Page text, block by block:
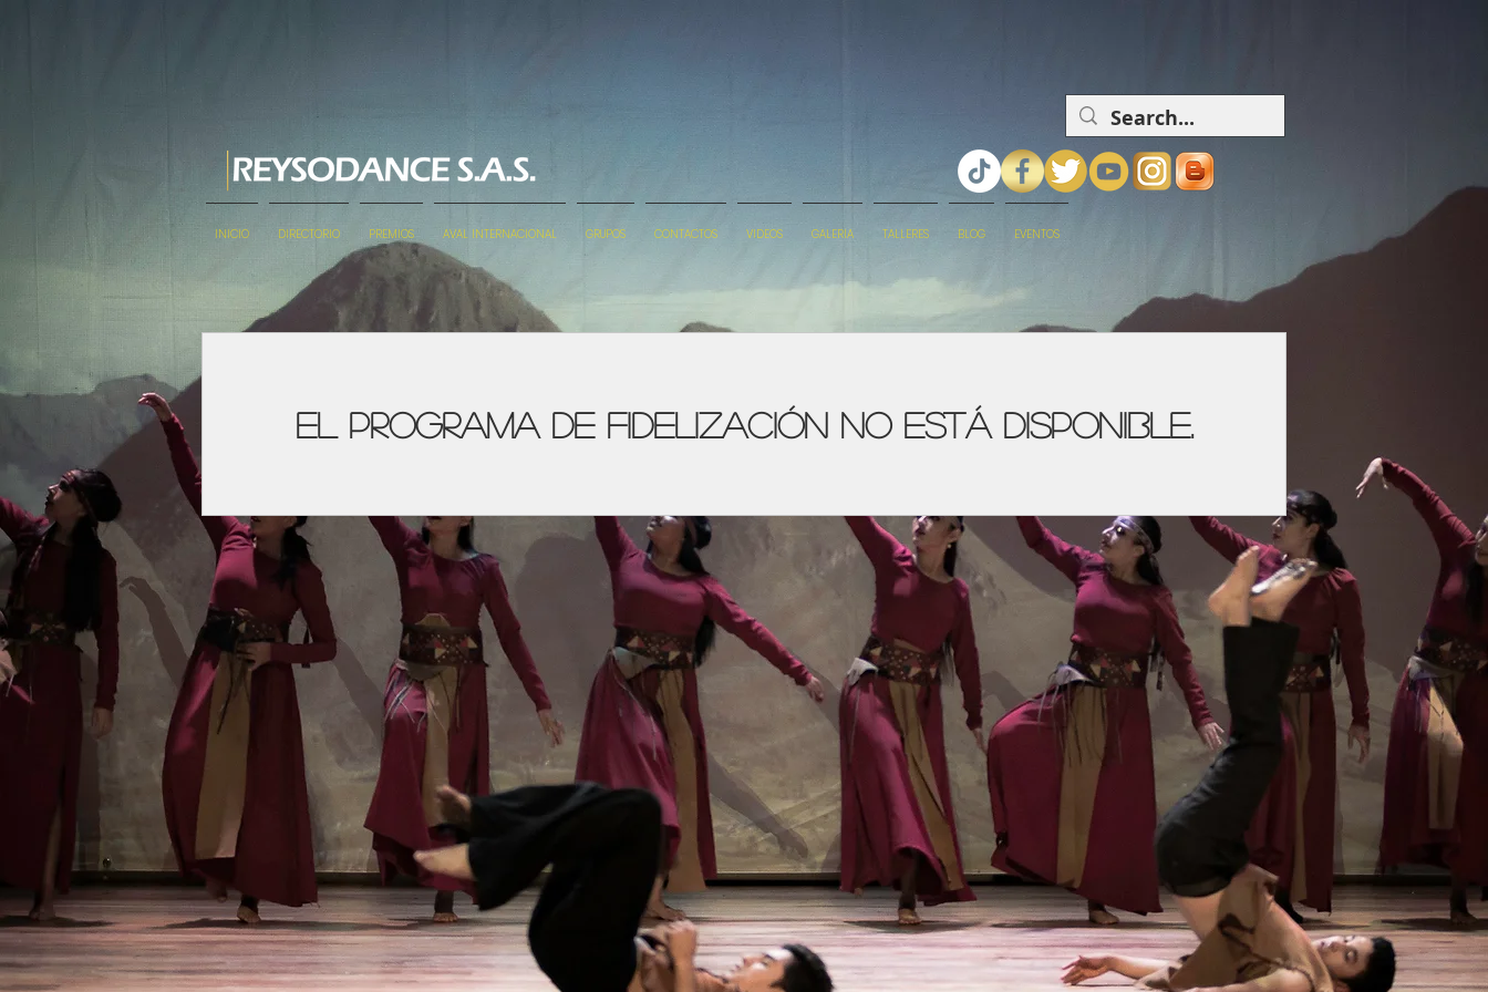
INICIO DIRECTORIO PREMIOS AVAL INTERNACIONAL GRUPOS CONTACTOS VIDEOS GALERIA TALLERES BLOG EVENTOS
El programa de fidelización no está disponible.